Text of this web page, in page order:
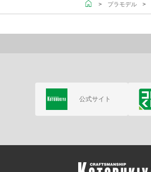
＞ プラモデル ＞
公式サイト